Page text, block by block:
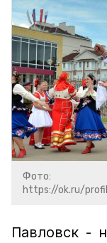
Фото:
https://ok.ru/
Павловск -